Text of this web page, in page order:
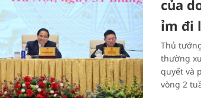
của
ỉm đi
Thủ
thường
quyết và
vòng 2